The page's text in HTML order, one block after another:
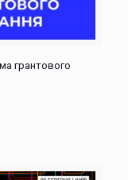
грантового